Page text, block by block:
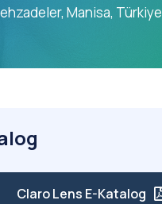
Manisa, Türkiye
Claro Lens E-Katalog